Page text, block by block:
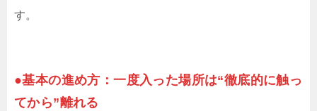
す。
●基本の進め方：一度入った場所は“徹底的に触っ
てから”離れる